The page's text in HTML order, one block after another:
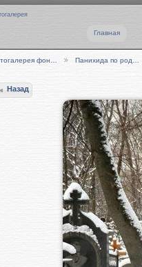
Главная
фон… Панихида по род…
Назад